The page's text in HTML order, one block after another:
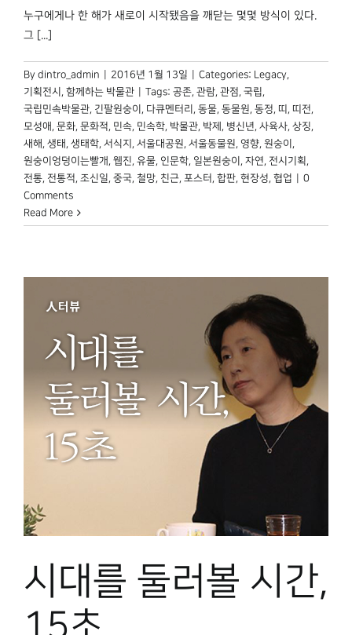
누구에게나 한 해가 새로이 시작됐음을 깨닫는 몇몇 방식이 있다.
그 [...]
By dintro_admin 2016년 1월 13일 Categories: Legacy
기획전시
함께하는 박물관 Tags: 공존 관람 관점 국립
국립민속박물관 긴팔원숭이 다큐멘터리 동물 동물원 동정 띠 띠전
모성애 문화 문화적 민속 민속학 박물관 박제 병신년 사육사 상징
새해 생태 생태학 서식지 서울대공원 서울동물원 영향 원숭이
원숭이엉덩이는빨개 웹진 유물 인문학 일본원숭이 자연 전시기획
전통 전통적 조신일 중국 철망 친근 포스터 합판 현장성 협업
0
Comments
Read More
시대를 둘러볼 시간,
15초